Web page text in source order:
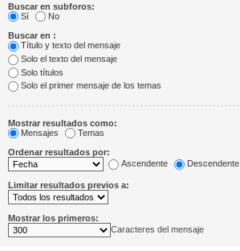
Buscar en subforos:
Sí
No
Buscar en :
Título y texto del mensaje
Solo el texto del mensaje
Solo títulos
Solo el primer mensaje de los temas
Mostrar resultados como:
Mensajes
Temas
Ordenar resultados por:
Ascendente
Descendente
Limitar resultados previos a:
Mostrar los primeros:
Caracteres del mensaje